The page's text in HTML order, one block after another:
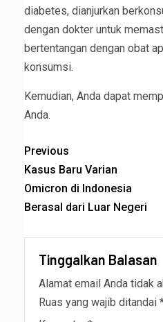
diabetes, dianjurkan
dengan dokter untuk
bertentangan dengan obat
konsumsi.
Kemudian, Anda dapat
Anda.
Previous
Kasus Baru Varian
Omicron di Indonesia
Berasal dari Luar Negeri
Tinggalkan Balasan
Alamat email Anda tidak
Ruas yang wajib ditandai